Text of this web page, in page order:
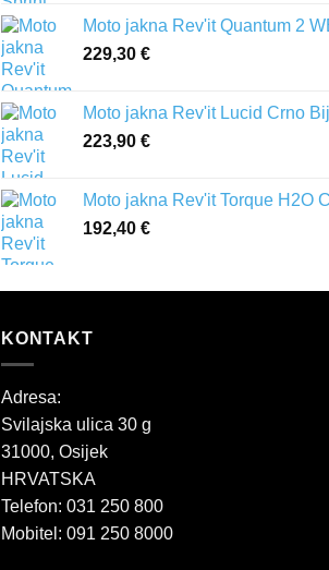
Moto jakna Rev'it Quantum 2
229,30 €
Moto jakna Rev'it Lucid Crno
223,90 €
Moto jakna Rev'it Torque H2O
192,40 €
KONTAKT
Adresa:
Svilajska ulica 30 g
31000, Osijek
HRVATSKA
Telefon: 031 250 800
Mobitel: 091 250 8000